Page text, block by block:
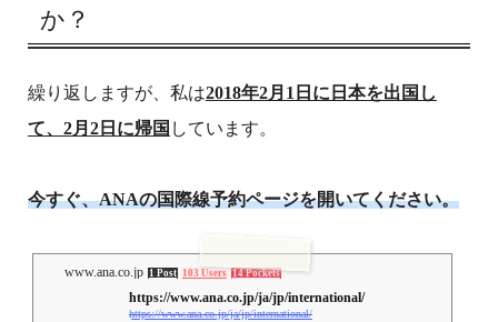
か？
繰り返しますが、私は2018年2月1日に日本を出国し
て、2月2日に帰国 しています。
今すぐ、ANAの国際線予約ページを開いてください。
www.ana.co.jp 1 Post 103 Users 14 Pockets
https://www.ana.co.jp/ja/jp/international/
https://www.ana.co.jp/ja/jp/international/